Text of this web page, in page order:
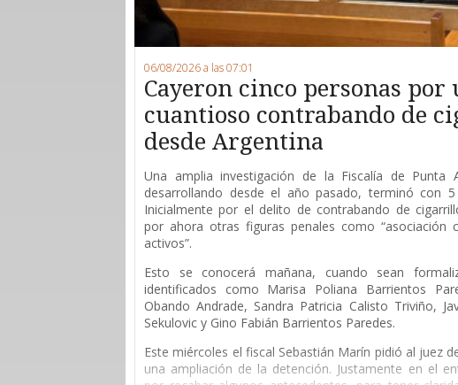
06/08/2026 a las 07:01
Cayeron cinco personas por
cuantioso contrabando de
desde Argentina
Una amplia investigación de la Fiscalía de Punta
desarrollando desde el año pasado, terminó con 5
Inicialmente por el delito de contrabando de
por ahora otras figuras penales como “asociación
activos”.
Esto se conocerá mañana, cuando sean
identificados como Marisa Poliana Barrientos
Obando Andrade, Sandra Patricia Calisto Triviño,
Sekulovic y Gino Fabián Barrientos Paredes.
Este miércoles el fiscal Sebastián Marín pidió al juez
una ampliación de la detención. Justamente en el